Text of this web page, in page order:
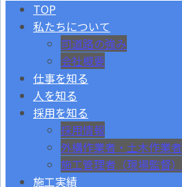
TOP
私たちについて
司道路の強み
会社概要
仕事を知る
人を知る
採用を知る
採用情報
外構作業者・土木作業者
施工管理者（現場監督）
施工実績